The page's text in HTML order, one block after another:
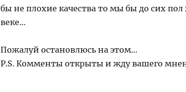
бы не плохие качества то мы бы до сих
веке…
Пожалуй остановлюсь на этом…
P.S. Комменты открыты и жду вашего